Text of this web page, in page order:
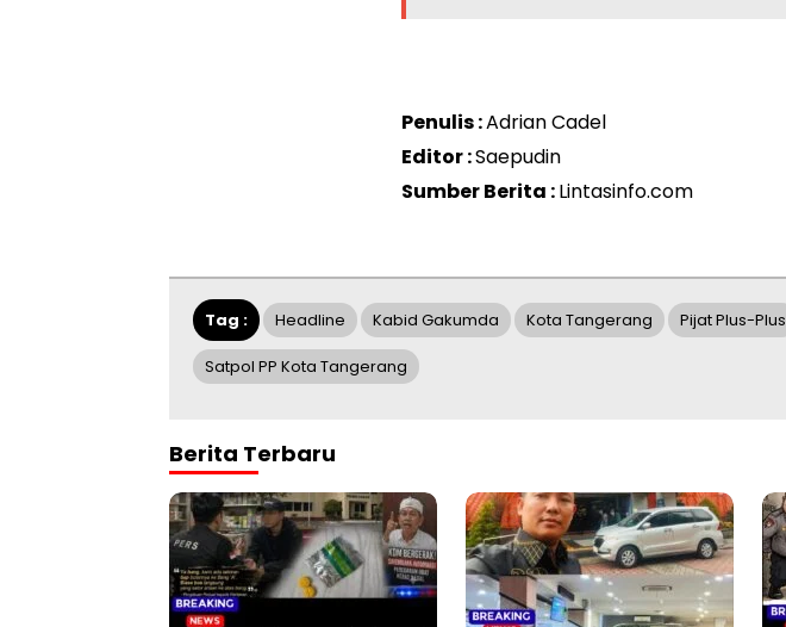
Penulis :Adrian Cadel
Editor :Saepudin
Sumber Berita :Lintasinfo.com
Tag : Headline Kabid Gakumda Kota Tangerang Pijat Plus-Plus
Satpol PP Kota Tangerang
Berita Terbaru